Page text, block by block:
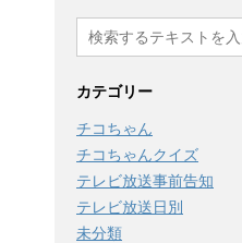
カテゴリー
チコちゃん
チコちゃんクイズ
テレビ放送事前告知
テレビ放送日別
未分類